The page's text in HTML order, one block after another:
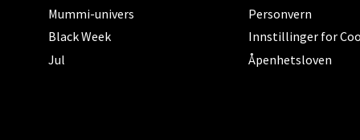
Mummi-univers
Black Week
Jul
Personvern
Innstillinger for
Åpenhetsloven
Åpent i